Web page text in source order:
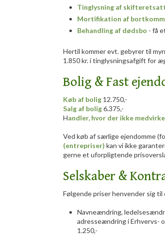
Tinglysning af
Mortifikation af
Behandling af dødsbo - få
Hertil kommer evt. gebyrer til
1.850 kr. i tinglysningsafgift for
Bolig & Fast
Køb af bolig12.750,-
Salg af bolig​ 6.375,-
Handler, hvor der ikke
Ved køb af særlige ejendomme
(entrepriser) kan vi ikke
gerne et uforpligtende
Selskaber &
Følgende priser henvender sig
Navneændring,
adresseændring i Erhvervs-
1.250,-